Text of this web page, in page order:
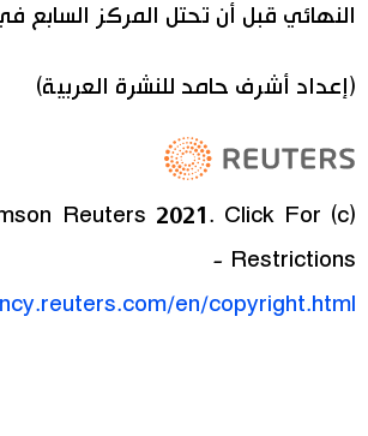
النهائي قبل أن تحتل المركز السابع
(إعداد أشرف حامد للنشرة العربية)
Reuters 2021. Click For
Restrictions -
en/copyright.html